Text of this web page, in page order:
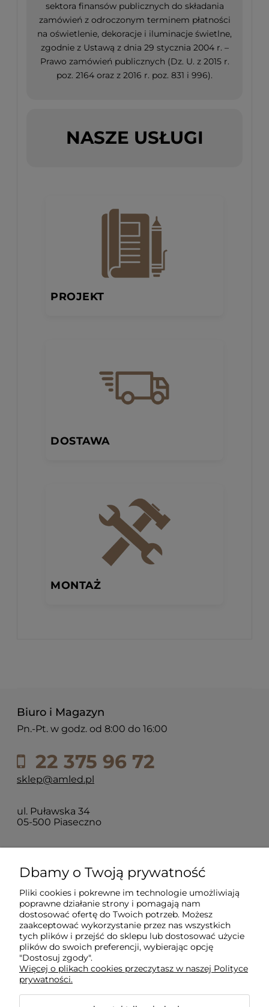
sektora finansów publicznych do składania
zamówień z odroczonym terminem płatności
na oświetlenie, dekoracje i iluminacje świetlne,
zgodnie z Ustawą z dnia 29 stycznia 2004 r. –
Prawo zamówień publicznych (Dz. U. z 2015 r.
poz. 2164 oraz z 2016 r. poz. 831 i 996).
NASZE USŁUGI
PROJEKT
DOSTAWA
MONTAŻ
Biuro i Magazyn
Pn.-Pt. w godz. od 8:00 do 16:00
22 375 96 72
sklep@amled.pl
ul. Puławska 34
05-500 Piaseczno
Dla klientów
Informacje
O firmie
Dbamy o Twoją prywatność
Pliki cookies i pokrewne im technologie umożliwiają
poprawne działanie strony i pomagają nam
dostosować ofertę do Twoich potrzeb. Możesz
zaakceptować wykorzystanie przez nas wszystkich
tych plików i przejść do sklepu lub dostosować użycie
plików do swoich preferencji, wybierając opcję
"Dostosuj zgody".
Więcej o plikach cookies przeczytasz w naszej Polityce
prywatności.